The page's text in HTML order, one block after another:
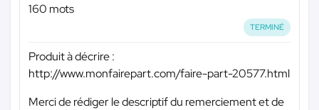
160 mots
TERMINÉ
Produit à décrire :
http://www.monfairepart.com/faire-part-20577.html
Merci de rédiger le descriptif du remerciement et de